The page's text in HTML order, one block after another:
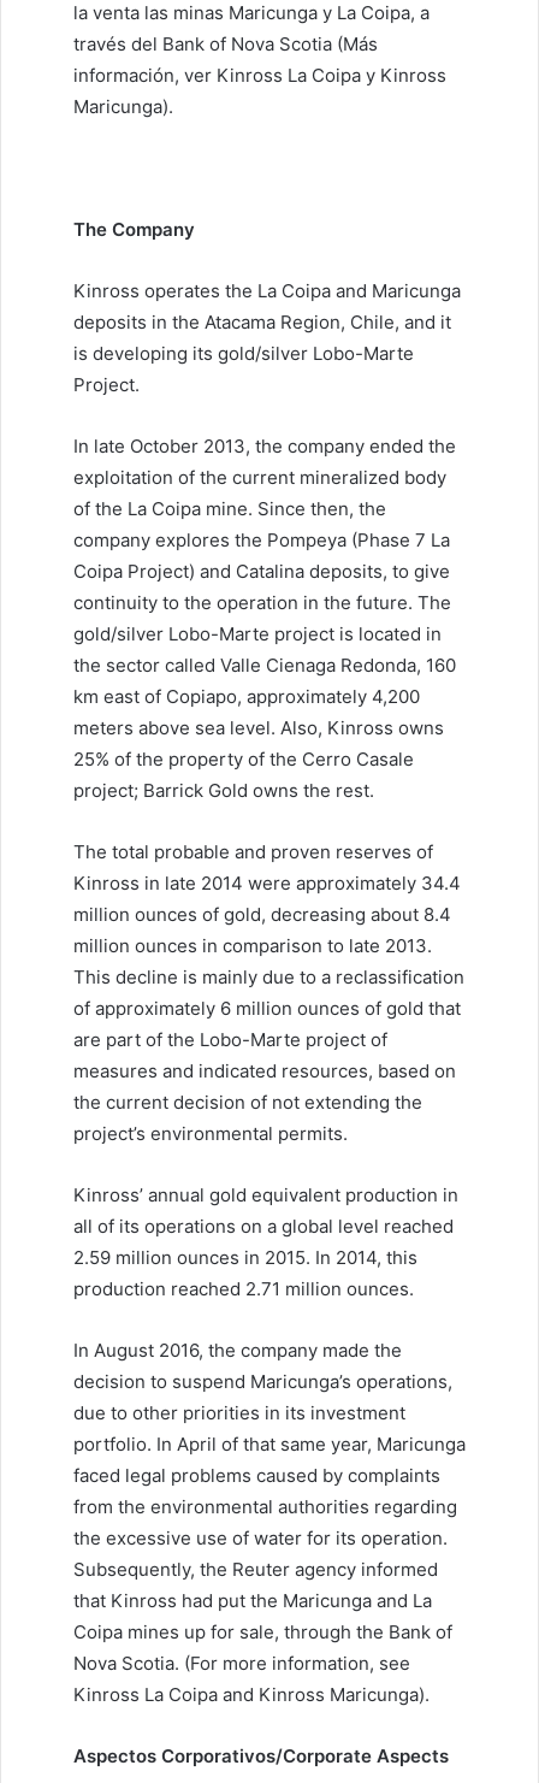
la venta las minas Maricunga y La Coipa, a
través del Bank of Nova Scotia (Más
información, ver Kinross La Coipa y Kinross
Maricunga).
The Company
Kinross operates the La Coipa and Maricunga
deposits in the Atacama Region, Chile, and it
is developing its gold/silver Lobo-Marte
Project.
In late October 2013, the company ended the
exploitation of the current mineralized body
of the La Coipa mine. Since then, the
company explores the Pompeya (Phase 7 La
Coipa Project) and Catalina deposits, to give
continuity to the operation in the future. The
gold/silver Lobo-Marte project is located in
the sector called Valle Cienaga Redonda, 160
km east of Copiapo, approximately 4,200
meters above sea level. Also, Kinross owns
25% of the property of the Cerro Casale
project; Barrick Gold owns the rest.
The total probable and proven reserves of
Kinross in late 2014 were approximately 34.4
million ounces of gold, decreasing about 8.4
million ounces in comparison to late 2013.
This decline is mainly due to a reclassification
of approximately 6 million ounces of gold that
are part of the Lobo-Marte project of
measures and indicated resources, based on
the current decision of not extending the
project’s environmental permits.
Kinross’ annual gold equivalent production in
all of its operations on a global level reached
2.59 million ounces in 2015. In 2014, this
production reached 2.71 million ounces.
In August 2016, the company made the
decision to suspend Maricunga’s operations,
due to other priorities in its investment
portfolio. In April of that same year, Maricunga
faced legal problems caused by complaints
from the environmental authorities regarding
the excessive use of water for its operation.
Subsequently, the Reuter agency informed
that Kinross had put the Maricunga and La
Coipa mines up for sale, through the Bank of
Nova Scotia. (For more information, see
Kinross La Coipa and Kinross Maricunga).
Aspectos Corporativos/Corporate Aspects